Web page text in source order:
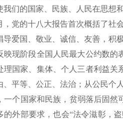
我们的国家、民族、人民在思想
，党的十八大报告首次概括了社
导爱国、敬业、诚信、友善，积
映现阶段全国人民最大公约数的
理国家、集体、个人三者利益
、平等、公正、法治；从公民个
个国家和民族，贫弱落后固然
的外部要求，也会“法令滋彰，